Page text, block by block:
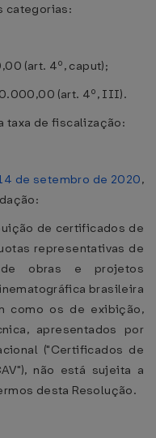
categorias:
(art. 4º, caput);
(art. 4º, III).
taxa de fiscalização:
de setembro de 2020,
de certificados de
representativas de
obras e projetos
brasileira
como os de exibição,
apresentados por
("Certificados de
não está sujeita a
desta Resolução.